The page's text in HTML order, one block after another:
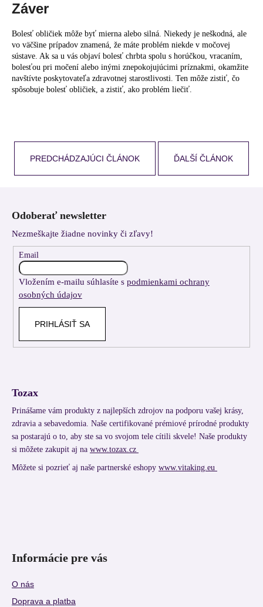
Záver
Bolesť obličiek môže byť mierna alebo silná. Niekedy je neškodná, ale
vo väčšine prípadov znamená, že máte problém niekde v močovej
sústave. Ak sa u vás objaví bolesť chrbta spolu s horúčkou, vracaním,
bolesťou pri močení alebo inými znepokojujúcimi príznakmi, okamžite
navštívte poskytovateľa zdravotnej starostlivosti. Ten môže zistiť, čo
spôsobuje bolesť obličiek, a zistiť, ako problém liečiť.
PREDCHÁDZAJÚCI ČLÁNOK ĎALŠÍ ČLÁNOK
Odoberať newsletter
Nezmeškajte žiadne novinky či zľavy!
Email
Vložením e-mailu súhlasíte s podmienkami ochrany
osobných údajov
PRIHLÁSIŤ SA
Tozax
Prinášame vám produkty z najlepších zdrojov na podporu vašej krásy,
zdravia a sebavedomia. Naše certifikované prémiové prírodné produkty
sa postarajú o to, aby ste sa vo svojom tele cítili skvele! Naše produkty
si môžete zakupit aj na www.tozax.cz
Môžete si pozrieť aj naše partnerské eshopy www.vitaking.eu
Informácie pre vás
O nás
Doprava a platba